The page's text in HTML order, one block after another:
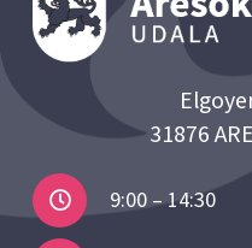
31876
9:00 – 14:30